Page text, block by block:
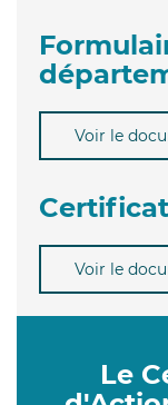
Voir le
Voir le
Le